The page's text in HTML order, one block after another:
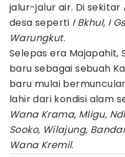
jalur-jalur air. Di sekitar
desa seperti I Bkhul, I
Warungkut.
Selepas era Majapahit,
baru sebagai sebuah
baru mulai
lahir dari kondisi alam
Wana Krama, Mligu,
Sooko, Wilajung,
Wana Kremil.